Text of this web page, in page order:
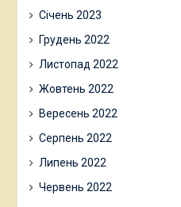
Січень 2023
Грудень 2022
Листопад 2022
Жовтень 2022
Вересень 2022
Серпень 2022
Липень 2022
Червень 2022